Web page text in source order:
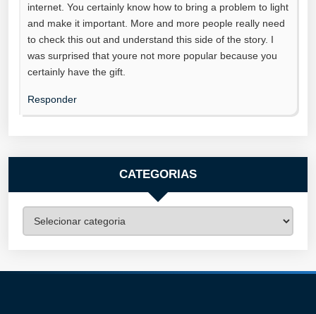
internet. You certainly know how to bring a problem to light
and make it important. More and more people really need
to check this out and understand this side of the story. I
was surprised that youre not more popular because you
certainly have the gift.
Responder
CATEGORIAS